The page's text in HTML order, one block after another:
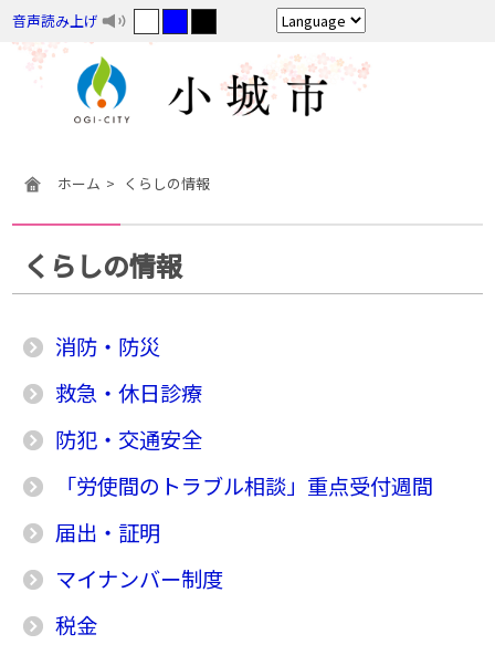
音声読み上げ
ホーム くらしの情報
くらしの情報
消防・防災
救急・休日診療
防犯・交通安全
「労使間のトラブル相談」重点受付週間
届出・証明
マイナンバー制度
税金